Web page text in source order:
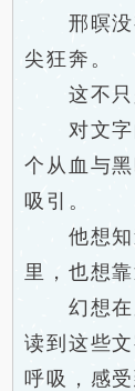
邢暝没
尖狂奔。
这不只
对文字
个从血与
吸引。
他想知
里，也想
幻想在
读到这些
呼吸，感